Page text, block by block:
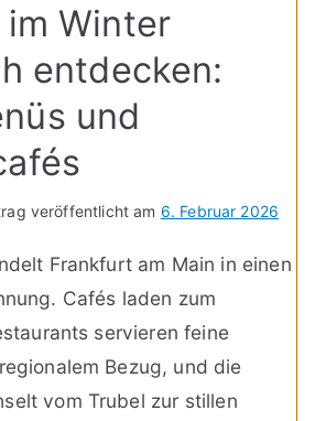
Winter
entdecken:
und
veröffentlicht am 6. Februar 2026
Frankfurt am Main in einen
Cafés laden zum
servieren feine
Bezug, und die
vom Trubel zur stillen